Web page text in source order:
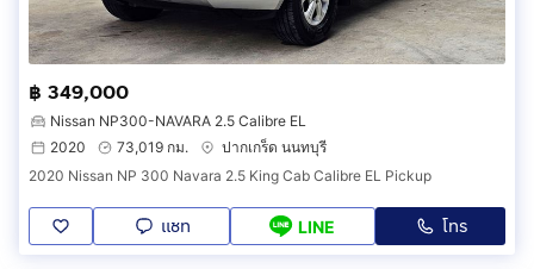
฿ 349,000
Nissan NP300-NAVARA 2.5 Calibre EL
2020
73,019 กม.
ปากเกร็ด นนทบุรี
2020 Nissan NP 300 Navara 2.5 King Cab Calibre EL Pickup
แชท LINE โทร